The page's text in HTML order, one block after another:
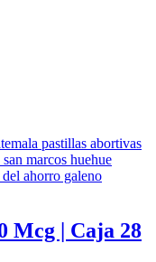
Mcg | Caja 28